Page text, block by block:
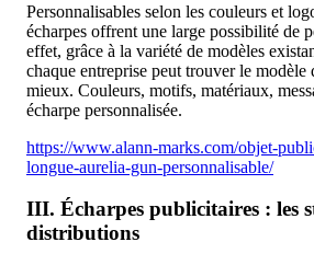
Personnalisables selon les couleurs et
écharpes offrent une large possibilité de
effet, grâce à la variété de modèles
chaque entreprise peut trouver le
mieux. Couleurs, motifs, matériaux,
écharpe personnalisée.
https://www.alann-marks.com/objet-
longue-aurelia-gun-personnalisable/
III. Écharpes publicitaires : les
distributions